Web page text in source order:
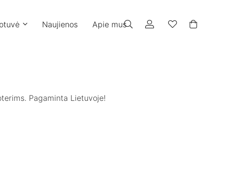
Naujienos Apie mus
Pagaminta Lietuvoje!